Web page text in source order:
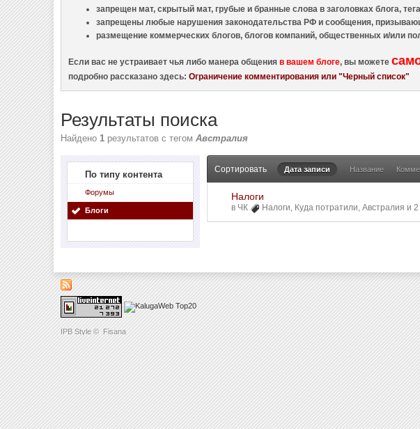
IPB Style © Fisana
запрещен мат, скрытый мат, грубые и бранные слова в заголовках блога,
запрещены любые нарушения законодательства РФ и сообщения,
размещение коммерческих блогов, блогов компаний, общественных и/или
Если вас не устраивает чья либо манера общенияв вашем блоге, вы можете
подробно рассказано здесь:Ограничение комментирования или "Черный список"
Результаты поиска
Найдено1 результатов с тегомАвстралия
По типу контента
Форумы
Блоги
Сортировать Дата записи Название
Налоги
в ЧК Налоги, Куда потратили,Австралия и